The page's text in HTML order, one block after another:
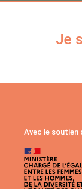
Je
Avec le soutien